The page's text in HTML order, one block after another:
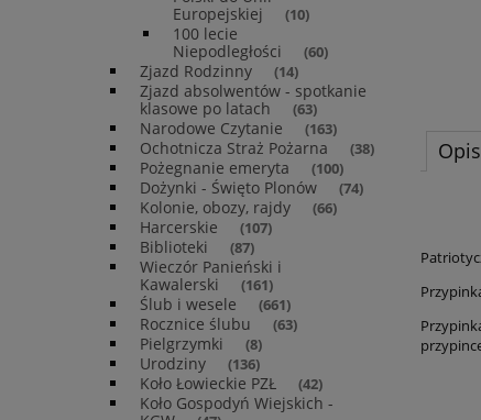
Europejskiej
(10)
100 lecie
Niepodległości
(60)
Zjazd Rodzinny (14)
Zjazd absolwentów - spotkanie
klasowe po latach
(63)
Narodowe Czytanie (163)
Ochotnicza Straż Pożarna (38)
Pożegnanie emeryta (100)
Dożynki - Święto Plonów (74)
Kolonie, obozy, rajdy (66)
Harcerskie (107)
Biblioteki (87)
Wieczór Panieński i
Kawalerski
(161)
Ślub i wesele (661)
Rocznice ślubu (63)
Pielgrzymki (8)
Urodziny (136)
Koło Łowieckie PZŁ (42)
Koło Gospodyń Wiejskich -
Opis